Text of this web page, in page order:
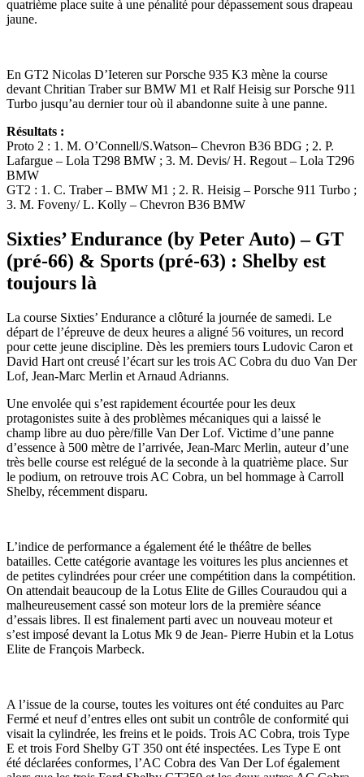
quatrième place suite à une pénalité pour dépassement sous drapeau
jaune.
En GT2 Nicolas D’Ieteren sur Porsche 935 K3 mène la course
devant Chritian Traber sur BMW M1 et Ralf Heisig sur Porsche 911
Turbo jusqu’au dernier tour où il abandonne suite à une panne.
Résultats :
Proto 2 : 1. M. O’Connell/S.Watson– Chevron B36 BDG ; 2. P.
Lafargue – Lola T298 BMW ; 3. M. Devis/ H. Regout – Lola T296
BMW
GT2 : 1. C. Traber – BMW M1 ; 2. R. Heisig – Porsche 911 Turbo ;
3. M. Foveny/ L. Kolly – Chevron B36 BMW
Sixties’ Endurance (by Peter Auto) – GT
(pré-66) & Sports (pré-63) : Shelby est
toujours là
La course Sixties’ Endurance a clôturé la journée de samedi. Le
départ de l’épreuve de deux heures a aligné 56 voitures, un record
pour cette jeune discipline. Dès les premiers tours Ludovic Caron et
David Hart ont creusé l’écart sur les trois AC Cobra du duo Van Der
Lof, Jean‐Marc Merlin et Arnaud Adrianns.
Une envolée qui s’est rapidement écourtée pour les deux
protagonistes suite à des problèmes mécaniques qui a laissé le
champ libre au duo père/fille Van Der Lof. Victime d’une panne
d’essence à 500 mètre de l’arrivée, Jean-Marc Merlin, auteur d’une
très belle course est relégué de la seconde à la quatrième place. Sur
le podium, on retrouve trois AC Cobra, un bel hommage à Carroll
Shelby, récemment disparu.
L’indice de performance a également été le théâtre de belles
batailles. Cette catégorie avantage les voitures les plus anciennes et
de petites cylindrées pour créer une compétition dans la compétition.
On attendait beaucoup de la Lotus Elite de Gilles Couraudou qui a
malheureusement cassé son moteur lors de la première séance
d’essais libres. Il est finalement parti avec un nouveau moteur et
s’est imposé devant la Lotus Mk 9 de Jean‐ Pierre Hubin et la Lotus
Elite de François Marbeck.
A l’issue de la course, toutes les voitures ont été conduites au Parc
Fermé et neuf d’entres elles ont subit un contrôle de conformité qui
visait la cylindrée, les freins et le poids. Trois AC Cobra, trois Type
E et trois Ford Shelby GT 350 ont été inspectées. Les Type E ont
été déclarées conformes, l’AC Cobra des Van Der Lof également